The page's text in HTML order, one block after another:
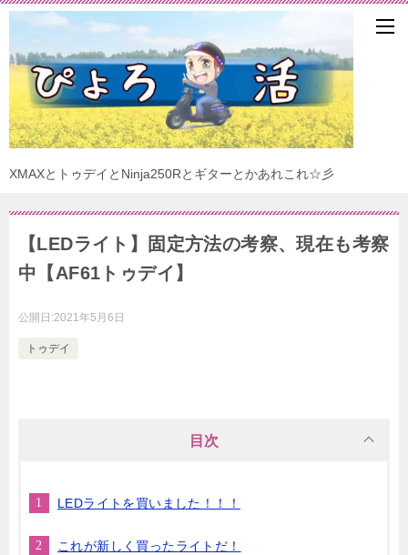
XMAXとトゥデイとNinja250Rとギターとかあれこれ☆彡
【LEDライト】固定方法の考察、現在も考察
中【AF61トゥデイ】
公開日:2021年5月6日
トゥデイ
目次
LEDライトを買いました！！！
これが新しく買ったライトだ！